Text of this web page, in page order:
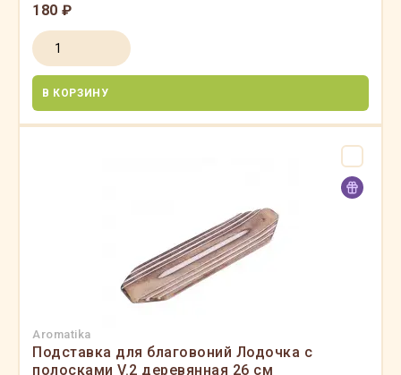
180 ₽
В КОРЗИНУ
Aromatika
Подставка для благовоний Лодочка с
полосками V.2 деревянная 26 см